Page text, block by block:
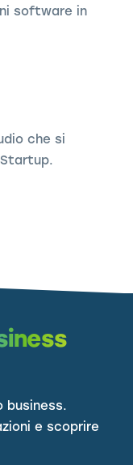
software in
che si
business.
e scoprire